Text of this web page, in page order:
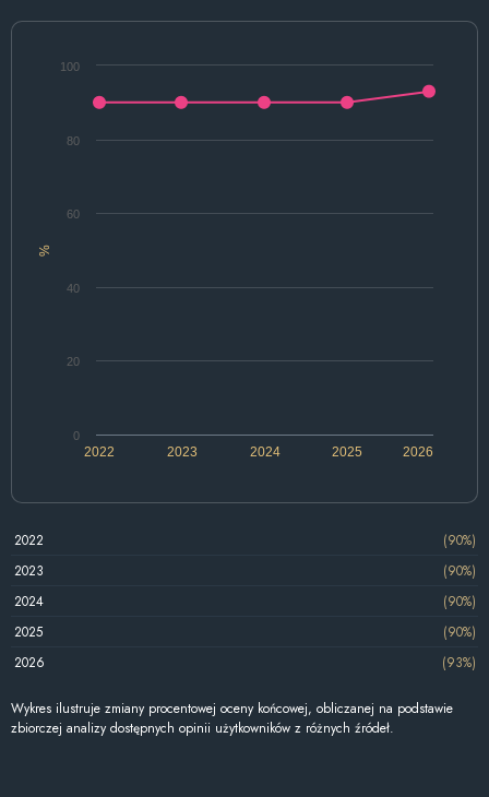
%
2022 2024 2026
2023 2025
0
20
40
60
80
100
2022
(90%)
2023
(90%)
2024
(90%)
2025
(90%)
2026
(93%)
Wykres ilustruje zmiany procentowej oceny końcowej, obliczanej na podstawie
zbiorczej analizy dostępnych opinii użytkowników z różnych źródeł.